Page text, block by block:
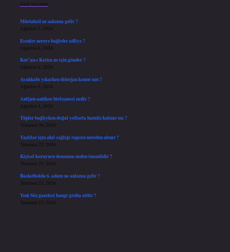
Son Yazılar
Müstahsil ne anlama gelir ?
Ağustos 7, 2026
Esenler nereye bağlıdır adliye ?
Ağustos 6, 2026
Kur’an-ı Kerim ne için gönder ?
Ağustos 6, 2026
Ayakkabı yıkarken deterjan konur mu ?
Ağustos 5, 2026
Antijen-antikor birleşmesi nedir ?
Ağustos 4, 2026
Tüpler bağlıyken doğal yollarla hamile kalınır mı ?
Temmuz 30, 2026
Yaşlılar için akıl sağlığı raporu nereden alınır ?
Temmuz 25, 2026
Kişisel koruyucu donanım neden önemlidir ?
Temmuz 25, 2026
Basketbolda 6. adam ne anlama gelir ?
Temmuz 21, 2026
Yeni Söz gazetesi hangi gruba aittir ?
Temmuz 15, 2026